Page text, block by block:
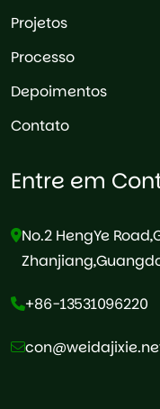
Projetos
Processo
Depoimentos
Contato
Entre em
No.2 HengYe
+86-13531096220